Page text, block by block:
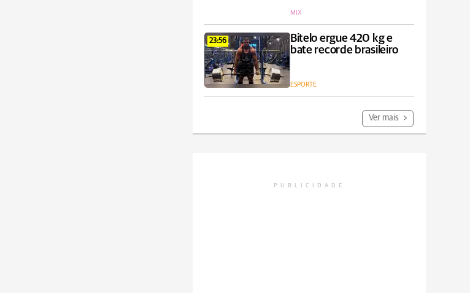
MIX
23:56
Bitelo ergue 420 kg e
bate recorde brasileiro
ESPORTE
Ver mais
PUBLICIDADE